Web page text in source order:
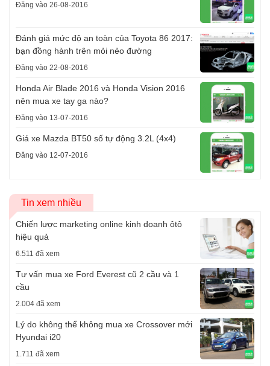
Đăng vào 26-08-2016
Đánh giá mức độ an toàn của Toyota 86 2017:
bạn đồng hành trên mỏi nẻo đường
Đăng vào 22-08-2016
Honda Air Blade 2016 và Honda Vision 2016
nên mua xe tay ga nào?
Đăng vào 13-07-2016
Giá xe Mazda BT50 số tự động 3.2L (4x4)
Đăng vào 12-07-2016
Tin xem nhiều
Chiến lược marketing online kinh doanh ôtô
hiệu quả
6.511 đã xem
Tư vấn mua xe Ford Everest cũ 2 cầu và 1
cầu
2.004 đã xem
Lý do không thể không mua xe Crossover mới
Hyundai i20
1.711 đã xem